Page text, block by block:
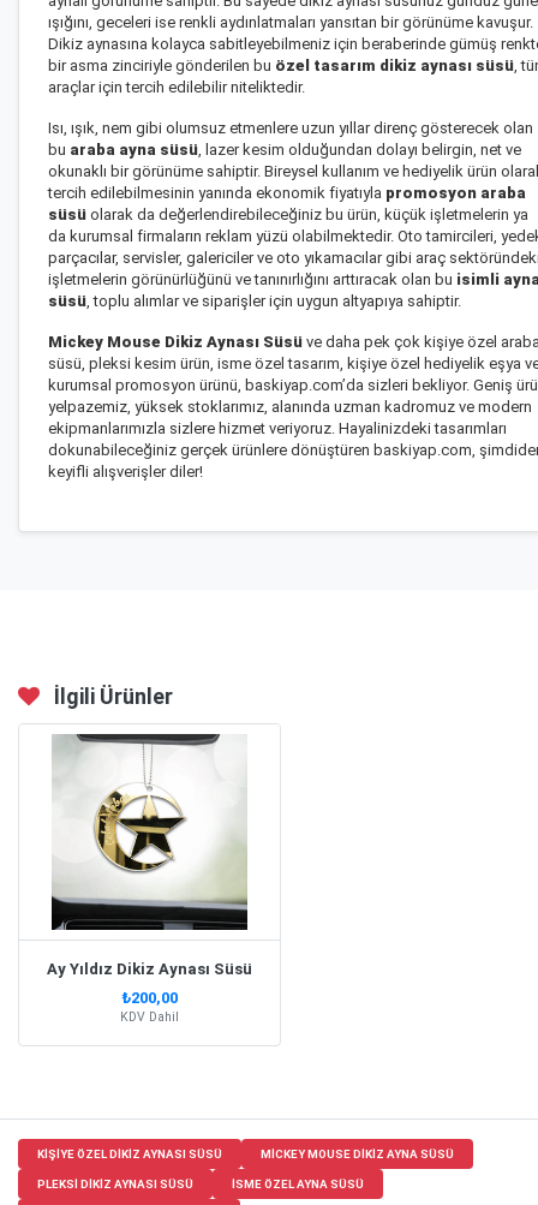
ışığını, geceleri ise renkli aydınlatmaları yansıtan bir görünüme kavuşur.
Dikiz aynasına kolayca sabitleyebilmeniz için beraberinde gümüş
bir asma zinciriyle gönderilen bu özel tasarım dikiz aynası süsü ,
araçlar için tercih edilebilir niteliktedir.
Isı, ışık, nem gibi olumsuz etmenlere uzun yıllar direnç gösterecek olan
bu araba ayna süsü , lazer kesim olduğundan dolayı belirgin, net ve
okunaklı bir görünüme sahiptir. Bireysel kullanım ve hediyelik ürün
tercih edilebilmesinin yanında ekonomik fiyatıyla promosyon araba
süsü olarak da değerlendirebileceğiniz bu ürün, küçük işletmelerin ya
da kurumsal firmaların reklam yüzü olabilmektedir. Oto tamircileri,
parçacılar, servisler, galericiler ve oto yıkamacılar gibi araç
işletmelerin görünürlüğünü ve tanınırlığını arttıracak olan bu isimli
süsü , toplu alımlar ve siparişler için uygun altyapıya sahiptir.
Mickey Mouse Dikiz Aynası Süsü ve daha pek çok kişiye özel
süsü, pleksi kesim ürün, isme özel tasarım, kişiye özel hediyelik eşya
kurumsal promosyon ürünü, baskiyap.com’da sizleri bekliyor. Geniş
yelpazemiz, yüksek stoklarımız, alanında uzman kadromuz ve modern
ekipmanlarımızla sizlere hizmet veriyoruz. Hayalinizdeki tasarımları
dokunabileceğiniz gerçek ürünlere dönüştüren baskiyap.com,
keyifli alışverişler diler!
İlgili Ürünler
Ay Yıldız Dikiz Aynası Süsü
₺200,00
KDV Dahil
KIŞIYE ÖZEL DIKIZ AYNASI SÜSÜ MICKEY MOUSE DIKIZ AYNA SÜSÜ
PLEKSI DIKIZ AYNASI SÜSÜ ISME ÖZEL AYNA SÜSÜ